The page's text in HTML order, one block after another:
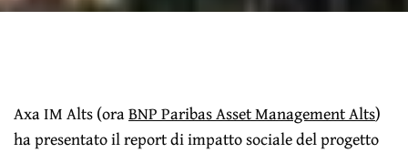
Axa IM Alts (oraBNP Paribas Asset Management Alts)
ha presentato il report di impatto sociale del progetto